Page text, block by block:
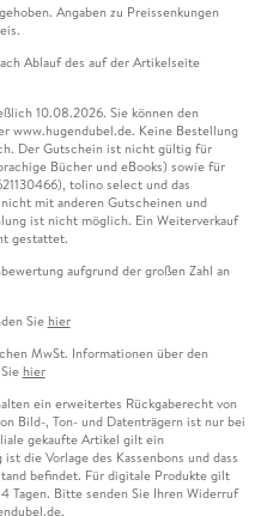
Angaben zu Preissenkungen
Ablauf des auf der Artikelseite
10.08.2026. Sie können den
www.hugendubel.de. Keine Bestellung
Der Gutschein ist nicht gültig für
Bücher und eBooks) sowie für
tolino select und das
mit anderen Gutscheinen und
ist nicht möglich. Ein Weiterverkauf
gestattet.
aufgrund der großen Zahl an
Sie hier
MwSt. Informationen über den
hier
ein erweitertes Rückgaberecht von
Bild-, Ton- und Datenträgern ist nur bei
gekaufte Artikel gilt ein
die Vorlage des Kassenbons und dass
befindet. Für digitale Produkte gilt
Tagen. Bitte senden Sie Ihren Widerruf